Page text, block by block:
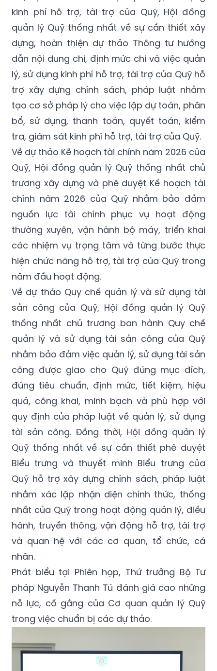
kinh phí hỗ trợ, tài trợ của Quỹ, Hội đồng
quản lý Quỹ thống nhất về sự cần thiết xây
dựng, hoàn thiện dự thảo Thông tư hướng
dẫn nội dung chi, định mức chi và việc quản
lý, sử dụng kinh phí hỗ trợ, tài trợ của Quỹ hỗ
trợ xây dựng chính sách, pháp luật nhằm
tạo cơ sở pháp lý cho việc lập dự toán, phân
bổ, sử dụng, thanh toán, quyết toán, kiểm
tra, giám sát kinh phí hỗ trợ, tài trợ của Quỹ.
Về dự thảo Kế hoạch tài chính năm 2026 của
Quỹ, Hội đồng quản lý Quỹ thống nhất chủ
trương xây dựng và phê duyệt Kế hoạch tài
chính năm 2026 của Quỹ nhằm bảo đảm
nguồn lực tài chính phục vụ hoạt động
thường xuyên, vận hành bộ máy, triển khai
các nhiệm vụ trọng tâm và từng bước thực
hiện chức năng hỗ trợ, tài trợ của Quỹ trong
năm đầu hoạt động.
Về dự thảo Quy chế quản lý và sử dụng tài
sản công của Quỹ, Hội đồng quản lý Quỹ
thống nhất chủ trương ban hành Quy chế
quản lý và sử dụng tài sản công của Quỹ
nhằm bảo đảm việc quản lý, sử dụng tài sản
công được giao cho Quỹ đúng mục đích,
đúng tiêu chuẩn, định mức, tiết kiệm, hiệu
quả, công khai, minh bạch và phù hợp với
quy định của pháp luật về quản lý, sử dụng
tài sản công. Đồng thời, Hội đồng quản lý
Quỹ thống nhất về sự cần thiết phê duyệt
Biểu trưng và thuyết minh Biểu trưng của
Quỹ hỗ trợ xây dựng chính sách, pháp luật
nhằm xác lập nhận diện chính thức, thống
nhất của Quỹ trong hoạt động quản lý, điều
hành, truyền thông, vận động hỗ trợ, tài trợ
và quan hệ với các cơ quan, tổ chức, cá
nhân.
Phát biểu tại Phiên họp, Thứ trưởng Bộ Tư
pháp Nguyễn Thanh Tú đánh giá cao những
nỗ lực, cố gắng của Cơ quan quản lý Quỹ
trong việc chuẩn bị các dự thảo.